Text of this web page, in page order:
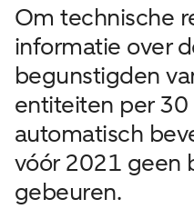
Om technische
informatie over
begunstigden
entiteiten per
automatisch
vóór 2021 geen
gebeuren.